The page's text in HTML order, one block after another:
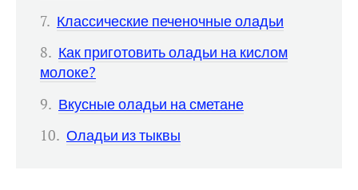
Классические печеночные оладьи
Как приготовить оладьи на кислом
молоке?
Вкусные оладьи на сметане
Оладьи из тыквы